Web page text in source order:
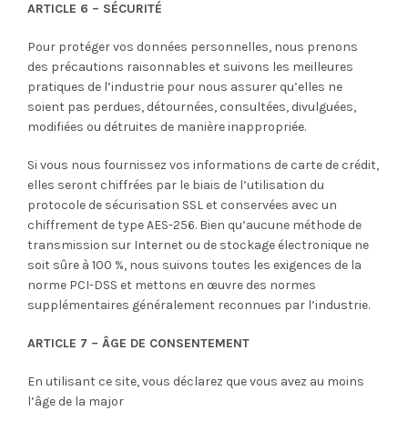
ARTICLE 6 – SÉCURITÉ
Pour protéger vos données personnelles, nous prenons
des précautions raisonnables et suivons les meilleures
pratiques de l’industrie pour nous assurer qu’elles ne
soient pas perdues, détournées, consultées, divulguées,
modifiées ou détruites de manière inappropriée.
Si vous nous fournissez vos informations de carte de crédit,
elles seront chiffrées par le biais de l’utilisation du
protocole de sécurisation SSL et conservées avec un
chiffrement de type AES-256. Bien qu’aucune méthode de
transmission sur Internet ou de stockage électronique ne
soit sûre à 100 %, nous suivons toutes les exigences de la
norme PCI-DSS et mettons en œuvre des normes
supplémentaires généralement reconnues par l’industrie.
ARTICLE 7 – ÂGE DE CONSENTEMENT
En utilisant ce site, vous déclarez que vous avez au moins
l’âge de la major